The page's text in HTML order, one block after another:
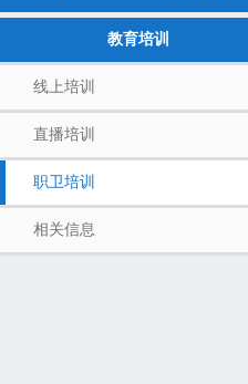
教育培训
线上培训
直播培训
职卫培训
相关信息